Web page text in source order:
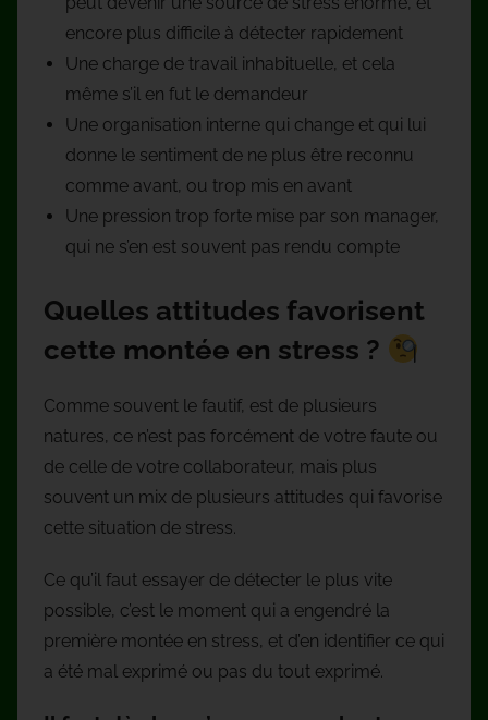
encore plus difficile à détecter rapidement
Une charge de travail inhabituelle, et cela
même s’il en fut le demandeur
Une organisation interne qui change et qui lui
donne le sentiment de ne plus être reconnu
comme avant, ou trop mis en avant
Une pression trop forte mise par son manager,
qui ne s’en est souvent pas rendu compte
Quelles attitudes favorisent
cette montée en stress ?
Comme souvent le fautif, est de plusieurs
natures, ce n’est pas forcément de votre faute ou
de celle de votre collaborateur, mais plus
souvent un mix de plusieurs attitudes qui favorise
cette situation de stress.
Ce qu’il faut essayer de détecter le plus vite
possible, c’est le moment qui a engendré la
première montée en stress, et d’en identifier ce qui
a été mal exprimé ou pas du tout exprimé.